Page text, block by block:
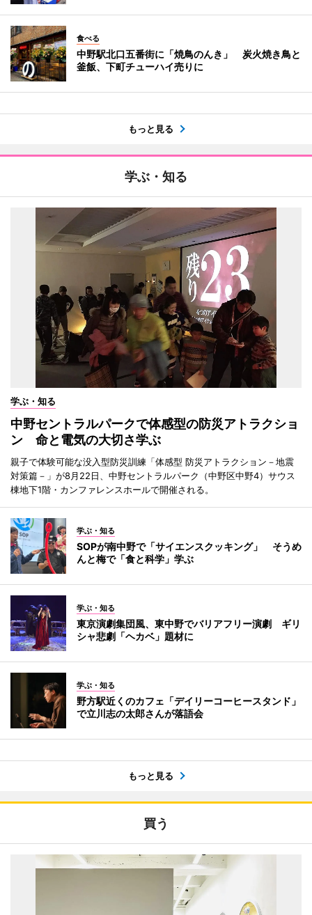
食べる
中野駅北口五番街に「焼鳥のんき」 炭火焼き鳥と
釜飯、下町チューハイ売りに
もっと見る
学ぶ・知る
学ぶ・知る
中野セントラルパークで体感型の防災アトラクショ
ン 命と電気の大切さ学ぶ
親子で体験可能な没入型防災訓練「体感型 防災アトラクション－地震
対策篇－」が8月22日、中野セントラルパーク（中野区中野4）サウス
棟地下1階・カンファレンスホールで開催される。
学ぶ・知る
SOPが南中野で「サイエンスクッキング」 そうめ
んと梅で「食と科学」学ぶ
学ぶ・知る
東京演劇集団風、東中野でバリアフリー演劇 ギリ
シャ悲劇「ヘカベ」題材に
学ぶ・知る
野方駅近くのカフェ「デイリーコーヒースタンド」
で立川志の太郎さんが落語会
もっと見る
買う